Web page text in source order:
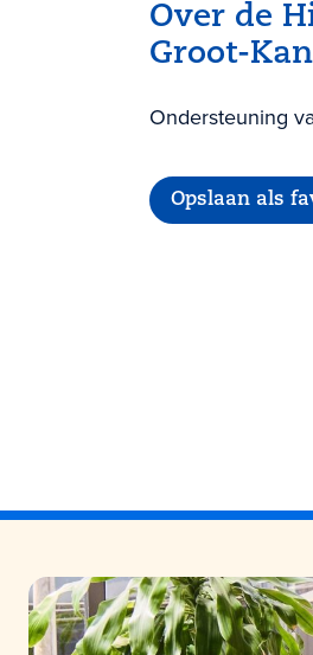
Over de
Groot-
Ondersteuning
Opslaan als